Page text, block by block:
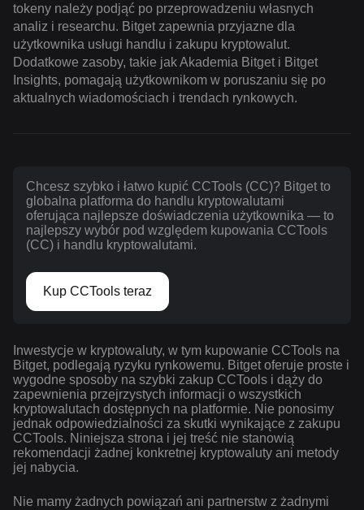
tokeny należy podjąć po przeprowadzeniu własnych
analiz i researchu. Bitget zapewnia przyjazne dla
użytkownika usługi handlu i zakupu kryptowalut.
Dodatkowe zasoby, takie jak Akademia Bitget i Bitget
Insights, pomagają użytkownikom w poruszaniu się po
aktualnych wiadomościach i trendach rynkowych.
Chcesz szybko i łatwo kupić CCTools (CC)? Bitget to
globalna platforma do handlu kryptowalutami
oferująca najlepsze doświadczenia użytkownika — to
najlepszy wybór pod względem kupowania CCTools
(CC) i handlu kryptowalutami.
Kup CCTools teraz
Inwestycje w kryptowaluty, w tym kupowanie CCTools na
Bitget, podlegają ryzyku rynkowemu. Bitget oferuje proste i
wygodne sposoby na szybki zakup CCTools i dąży do
zapewnienia przejrzystych informacji o wszystkich
kryptowalutach dostępnych na platformie. Nie ponosimy
jednak odpowiedzialności za skutki wynikające z zakupu
CCTools. Niniejsza strona i jej treść nie stanowią
rekomendacji żadnej konkretnej kryptowaluty ani metody
jej nabycia.
Nie mamy żadnych powiązań ani partnerstw z żadnymi